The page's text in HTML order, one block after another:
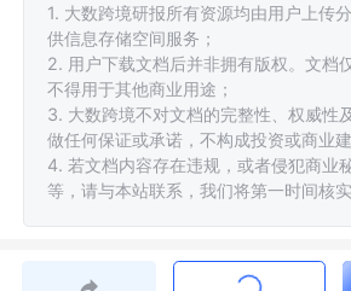
1. 大数跨境研报所有资源均由用户上传
供信息存储空间服务；
2. 用户下载文档后并非拥有版权。文档
不得用于其他商业用途；
3. 大数跨境不对文档的完整性、权威性
做任何保证或承诺，不构成投资或商业建
4. 若文档内容存在违规，或者侵犯商业
等，请与本站联系，我们将第一时间核实